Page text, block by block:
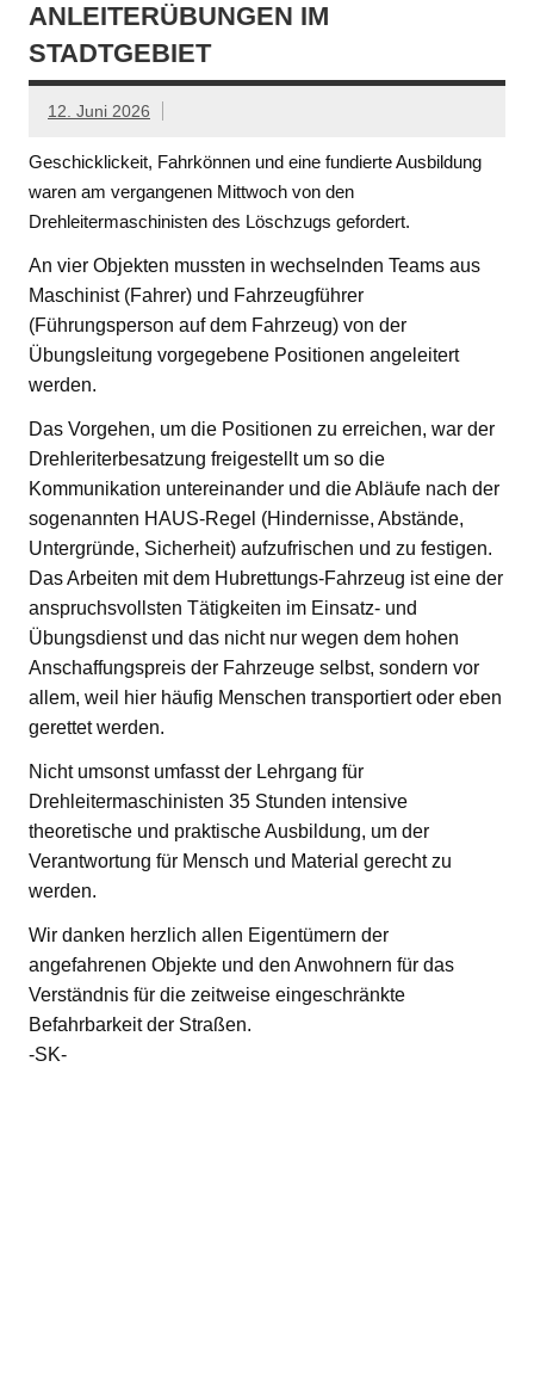
ANLEITERÜBUNGEN IM
STADTGEBIET
12. Juni 2026
Geschicklickeit, Fahrkönnen und eine fundierte Ausbildung
waren am vergangenen Mittwoch von den
Drehleitermaschinisten des Löschzugs gefordert.
An vier Objekten mussten in wechselnden Teams aus
Maschinist (Fahrer) und Fahrzeugführer
(Führungsperson auf dem Fahrzeug) von der
Übungsleitung vorgegebene Positionen angeleitert
werden.
Das Vorgehen, um die Positionen zu erreichen, war der
Drehleriterbesatzung freigestellt um so die
Kommunikation untereinander und die Abläufe nach der
sogenannten HAUS-Regel (Hindernisse, Abstände,
Untergründe, Sicherheit) aufzufrischen und zu festigen.
Das Arbeiten mit dem Hubrettungs-Fahrzeug ist eine der
anspruchsvollsten Tätigkeiten im Einsatz- und
Übungsdienst und das nicht nur wegen dem hohen
Anschaffungspreis der Fahrzeuge selbst, sondern vor
allem, weil hier häufig Menschen transportiert oder eben
gerettet werden.
Nicht umsonst umfasst der Lehrgang für
Drehleitermaschinisten 35 Stunden intensive
theoretische und praktische Ausbildung, um der
Verantwortung für Mensch und Material gerecht zu
werden.
Wir danken herzlich allen Eigentümern der
angefahrenen Objekte und den Anwohnern für das
Verständnis für die zeitweise eingeschränkte
Befahrbarkeit der Straßen.
-SK-